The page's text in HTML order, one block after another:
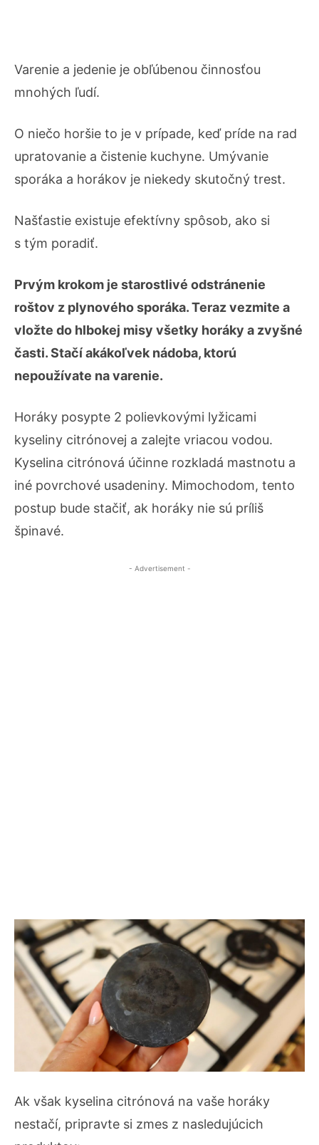
Varenie a jedenie je obľúbenou činnosťou
mnohých ľudí.
O niečo horšie to je v prípade, keď príde na rad
upratovanie a čistenie kuchyne. Umývanie
sporáka a horákov je niekedy skutočný trest.
Našťastie existuje efektívny spôsob, ako si
s tým poradiť.
Prvým krokom je starostlivé odstránenie
roštov z plynového sporáka. Teraz vezmite a
vložte do hlbokej misy všetky horáky a zvyšné
časti. Stačí akákoľvek nádoba, ktorú
nepoužívate na varenie.
Horáky posypte 2 polievkovými lyžicami
kyseliny citrónovej a zalejte vriacou vodou.
Kyselina citrónová účinne rozkladá mastnotu a
iné povrchové usadeniny. Mimochodom, tento
postup bude stačiť, ak horáky nie sú príliš
špinavé.
- Advertisement -
Ak však kyselina citrónová na vaše horáky
nestačí, pripravte si zmes z nasledujúcich